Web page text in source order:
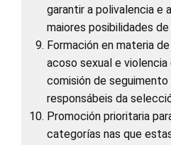
garantir a polivalencia e
maiores posibilidades
Formación en materia
acoso sexual e
comisión de
responsábeis da
Promoción prioritaria
categorías nas que